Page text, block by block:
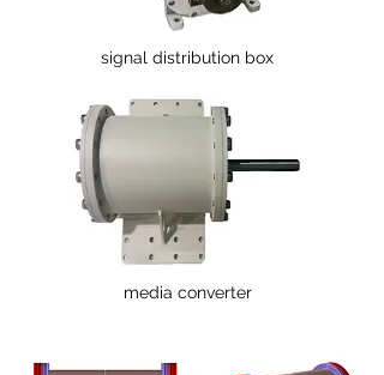
signal distribution box
media converter